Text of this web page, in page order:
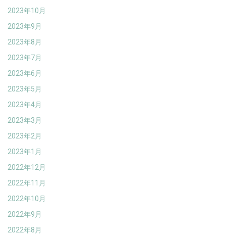
2023年10月
2023年9月
2023年8月
2023年7月
2023年6月
2023年5月
2023年4月
2023年3月
2023年2月
2023年1月
2022年12月
2022年11月
2022年10月
2022年9月
2022年8月